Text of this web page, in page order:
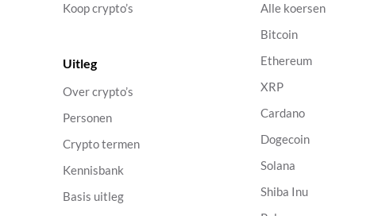
Koop crypto’s
Uitleg
Over crypto’s
Personen
Crypto termen
Kennisbank
Basis uitleg
Alle koersen
Bitcoin
Ethereum
XRP
Cardano
Dogecoin
Solana
Shiba Inu